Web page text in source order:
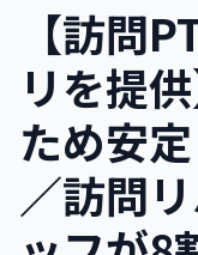
【訪問
リを提
ため安
／訪問